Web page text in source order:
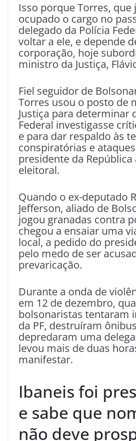
Isso porque Torres, que
ocupado o cargo no
delegado da Polícia
voltar a ele, e depende
corporação, hoje
ministro da Justiça,
Fiel seguidor de
Torres usou o posto de
Justiça para determinar
Federal investigasse
e para dar respaldo às
conspiratórias e
presidente da
eleitoral.
Quando o ex-deputado
Jefferson, aliado de
jogou granadas contra
chegou a ensaiar uma
local, a pedido do
pelo medo de ser
prevaricação.
Durante a onda de
em 12 de dezembro,
bolsonaristas tentaram
da PF, destruíram
depredaram uma
levou mais de duas
manifestar.
Ibaneis foi
e sabe que
não deve